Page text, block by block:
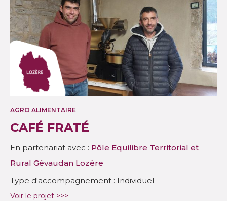
AGRO ALIMENTAIRE
CAFÉ FRATÉ
En partenariat avec : Pôle Equilibre Territorial et
Rural Gévaudan Lozère
Type d'accompagnement : Individuel
Voir le projet >>>